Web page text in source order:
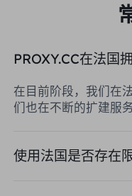
PROXY.CC在法国
在目前阶段，我们在
们也在不断的扩建服
使用法国是否存在